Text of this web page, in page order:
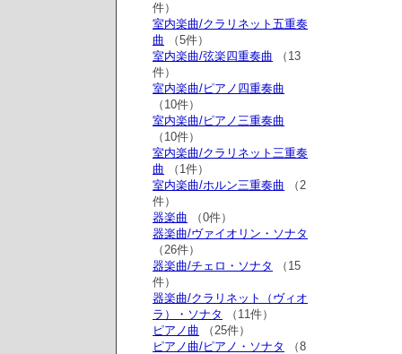
件）
室内楽曲/クラリネット五重奏
曲 （5件）
室内楽曲/弦楽四重奏曲 （13
件）
室内楽曲/ピアノ四重奏曲
（10件）
室内楽曲/ピアノ三重奏曲
（10件）
室内楽曲/クラリネット三重奏
曲 （1件）
室内楽曲/ホルン三重奏曲 （2
件）
器楽曲 （0件）
器楽曲/ヴァイオリン・ソナタ
（26件）
器楽曲/チェロ・ソナタ
（15
件）
器楽曲/クラリネット（ヴィオ
ラ）・ソナタ
（11件）
ピアノ曲 （25件）
ピアノ曲/ピアノ・ソナタ
（8